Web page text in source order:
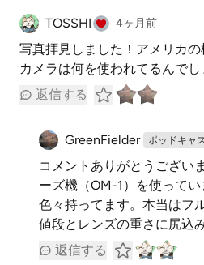
TOSSHI 4ヶ月前
写真拝見しました！アメリカの
カメラは何を使われてるんでし
返信する
GreenFielder ポッドキャ
コメントありがとうござい
ーズ機（OM-1）を使ってい
色々持ってます。本当はフ
値段とレンズの重さに尻込
返信する